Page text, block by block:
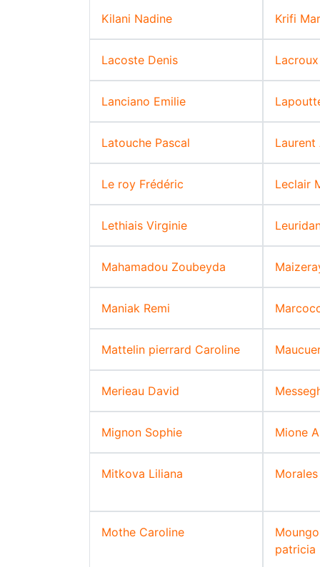
Kilani Nadine Krifi
Lacoste Denis
Lanciano Emilie
Latouche Pascal Laurent
Le roy Frédéric Leclair
Lethiais Virginie
Mahamadou Zoubeyda
Maniak Remi
Mattelin pierrard Caroline
Merieau David
Mignon Sophie Mione
Mitkova Liliana
Mothe Caroline
patricia